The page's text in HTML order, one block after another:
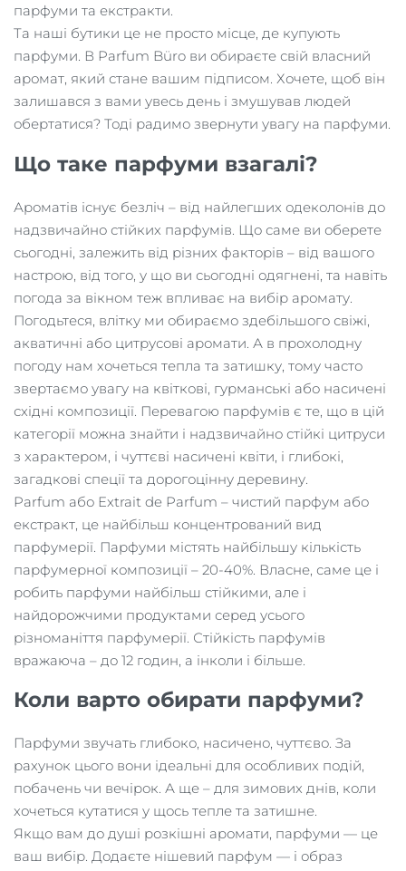
парфуми та екстракти.
Та наші бутики це не просто місце, де купують
парфуми. В Parfum Büro ви обираєте свій власний
аромат, який стане вашим підписом. Хочете, щоб він
залишався з вами увесь день і змушував людей
обертатися? Тоді радимо звернути увагу на парфуми.
Що таке парфуми взагалі?
Ароматів існує безліч – від найлегших одеколонів до
надзвичайно стійких парфумів. Що саме ви оберете
сьогодні, залежить від різних факторів – від вашого
настрою, від того, у що ви сьогодні одягнені, та навіть
погода за вікном теж впливає на вибір аромату.
Погодьтеся, влітку ми обираємо здебільшого свіжі,
акватичні або цитрусові аромати. А в прохолодну
погоду нам хочеться тепла та затишку, тому часто
звертаємо увагу на квіткові, гурманські або насичені
східні композиції. Перевагою парфумів є те, що в цій
категорії можна знайти і надзвичайно стійкі цитруси
з характером, і чуттєві насичені квіти, і глибокі,
загадкові спеції та дорогоцінну деревину.
Parfum або Extrait de Parfum – чистий парфум або
екстракт, це найбільш концентрований вид
парфумерії. Парфуми містять найбільшу кількість
парфумерної композиції – 20-40%. Власне, саме це і
робить парфуми найбільш стійкими, але і
найдорожчими продуктами серед усього
різноманіття парфумерії. Стійкість парфумів
вражаюча – до 12 годин, а інколи і більше.
Коли варто обирати парфуми?
Парфуми звучать глибоко, насичено, чуттєво. За
рахунок цього вони ідеальні для особливих подій,
побачень чи вечірок. А ще – для зимових днів, коли
хочеться кутатися у щось тепле та затишне.
Якщо вам до душі розкішні аромати, парфуми — це
ваш вибір. Додаєте нішевий парфум — і образ